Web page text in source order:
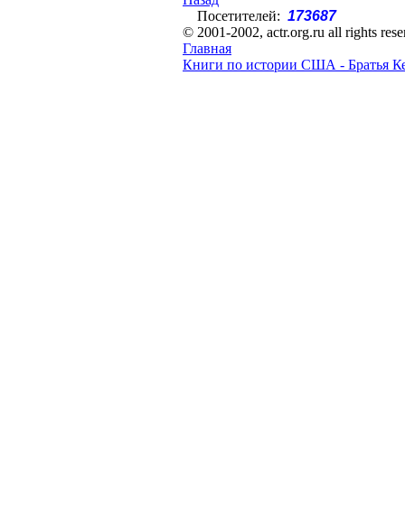
Посетителей: 173687
© 2001-2002, actr.org.ru all rights
Главная
Книги по истории США - Братья